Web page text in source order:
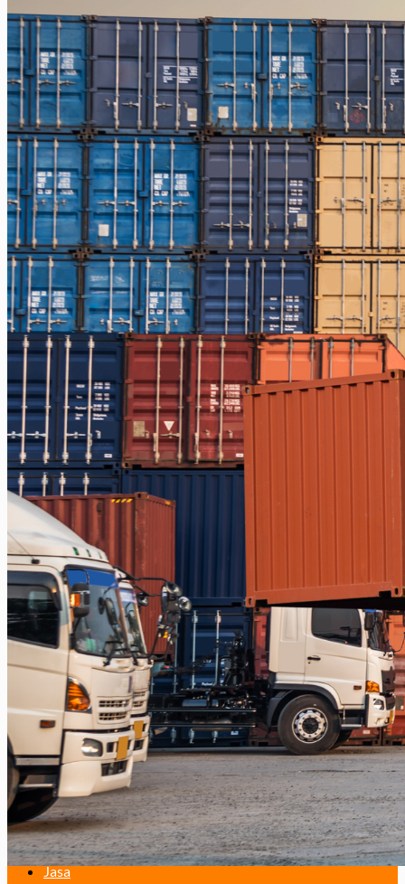
Jakarta – Gorontalo
Jakarta – Samarinda
Makassar
Makassar – Balikpapan
Makassar – Samarinda
Makassar – Ambon
Makassar – Halmahera Tengah
Makassar – Manado
Makassar – Ternate
Makassar – Biak
Makassar – Timika
Makassar – Fakfak
Makassar – Tual
Makassar – Jayapura
Makassar – Kaimana
Makassar – Sorong
Makassar – Manokwari
Makassar – Merauke
Makassar – Nabire
Makassar – Papua
Makassar – Serui
Balikpapan
Balikpapan – Makassar
Balikpapan – Papua
Balikpapan – Ternate
Balikpapan – Kendari
Balikpapan – Surabaya
Balikpapan – Semarang
Balikpapan – Manado
Balikpapan – Jakarta
Balikpapan – Bali
Samarinda
Samarinda – Kendari
Samarinda – Makassar
Surabaya
Surabaya – Tenggarong
Surabaya – Grogot
Surabaya – Sangatta
Surabaya – Tanjung Selor
Surabaya – Berau
Surabaya – Tarakan
Surabaya – Malinau
Surabaya – Bontang
Surabaya – Gorontalo
Surabaya – Kendari
Surabaya – Samarinda
Surabaya – Balikpapan
Surabaya – Manado
Surabaya – Palu
Surabaya – Makassar
Jasa